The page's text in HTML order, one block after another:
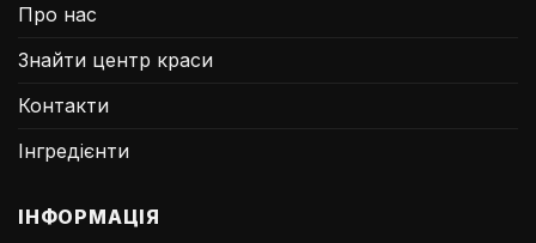
Про нас
Знайти центр краси
Контакти
Інгредієнти
ІНФОРМАЦІЯ